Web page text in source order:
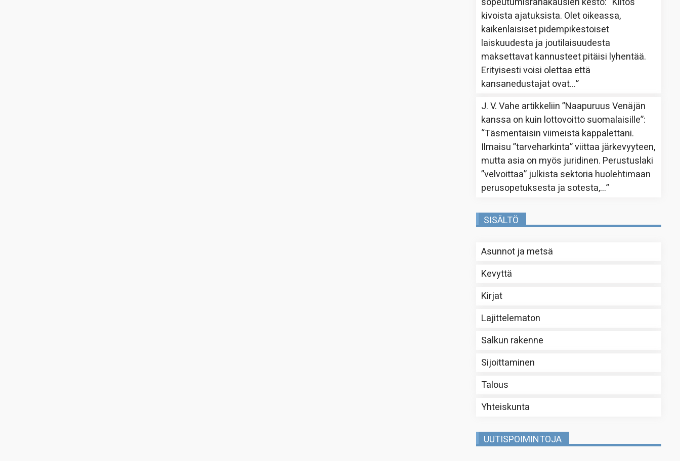
kivoista ajatuksista. Olet oikeassa,
kaikenlaisiset pidempikestoiset
laiskuudesta ja joutilaisuudesta
maksettavat kannusteet pitäisi lyhentää.
Erityisesti voisi olettaa että
kansanedustajat ovat…”
J. V. Vahe artikkeliin”Naapuruus Venäjän
kanssa on kuin lottovoitto suomalaisille”:
“Täsmentäisin viimeistä kappalettani.
Ilmaisu ”tarveharkinta” viittaa järkevyyteen,
mutta asia on myös juridinen. Perustuslaki
”velvoittaa” julkista sektoria huolehtimaan
perusopetuksesta ja sotesta,…”
SISÄLTÖ
Asunnot ja metsä
Kevyttä
Kirjat
Lajittelematon
Salkun rakenne
Sijoittaminen
Talous
Yhteiskunta
UUTISPOIMINTOJA